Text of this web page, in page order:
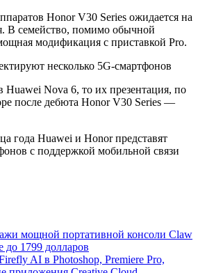
Honor V30 Series ожидается на
В семейство, помимо обычной
модификация с приставкой Pro.
Huawei Nova 6, то их презентация, по
после дебюта Honor V30 Series —
года Huawei и Honor представят
с поддержкой мобильной связи
мощной портативной консоли Claw
1799 долларов
AI в Photoshop, Premiere Pro,